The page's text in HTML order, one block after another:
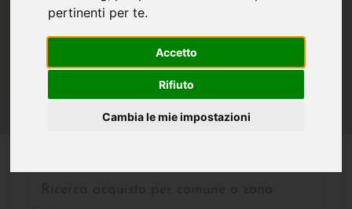
pertinenti per te.
Accetto
Rifiuto
Cambia le mie impostazioni